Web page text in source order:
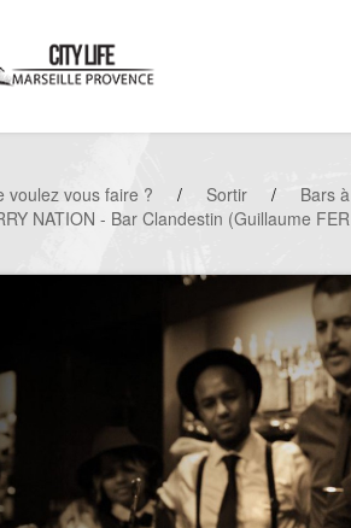
voulez vous faire ? / Sortir /
Bars
NATION - Bar Clandestin (Guillaume